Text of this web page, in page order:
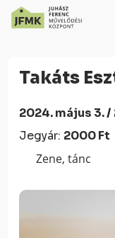
Content
navigációhoz
Takáts
2024. május 3.
Jegyár: 2000 Ft
Zene, tánc